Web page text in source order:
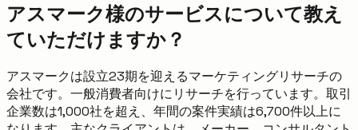
アスマーク様のサービスについて教え
ていただけますか？
アスマークは設立23期を迎えるマーケティングリサーチの
会社です。一般消費者向けにリサーチを行っています。取引
企業数は1,000社を超え、年間の案件実績は6,700件以上に